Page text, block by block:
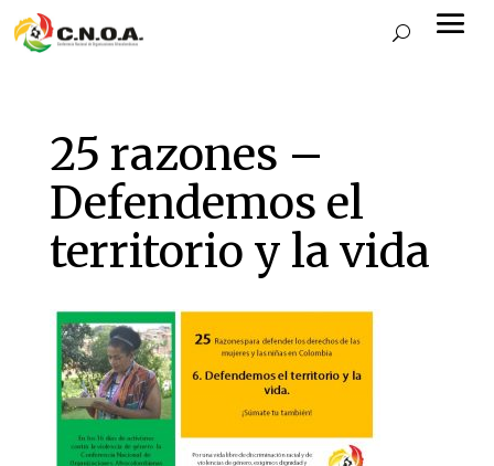
25 razones –
Defendemos el
territorio y la vida